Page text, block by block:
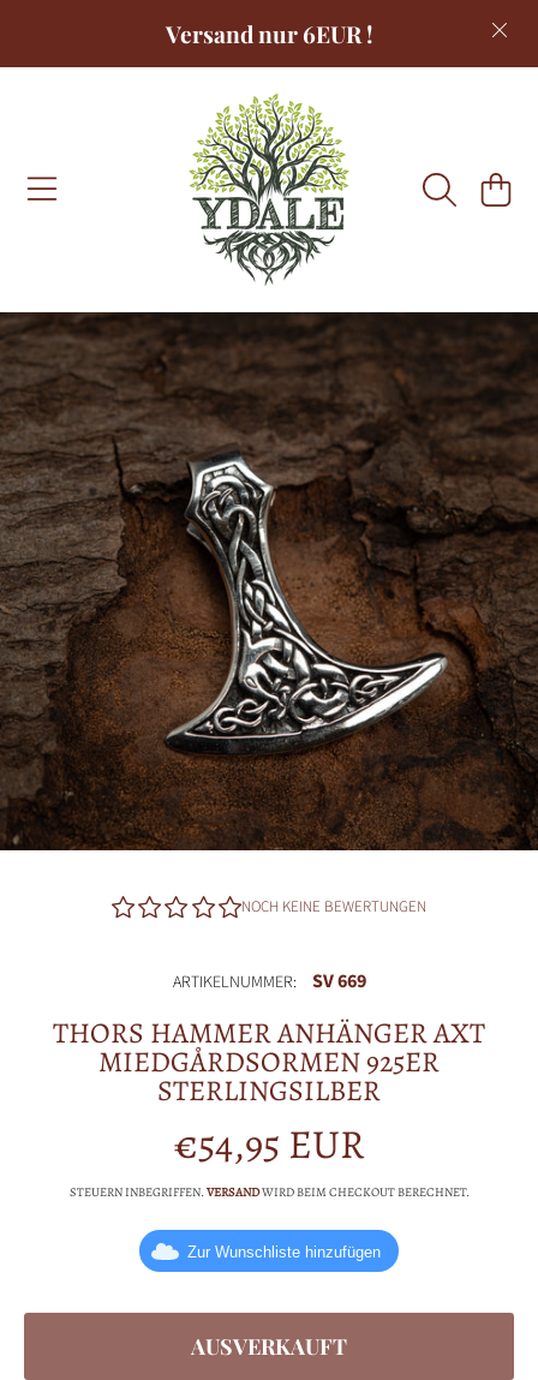
DIREKT ZUM INHALTVersand nur 6EUR !
DIREKT ZU DEN PRODUKTINFORMATIONEN
NOCH KEINE BEWERTUNGEN
ARTIKELNUMMER: SV 669
THORS HAMMER ANHÄNGER AXT
MIEDGÅRDSORMEN 925ER
STERLINGSILBER
Normalpreis
€54,95 EUR
STEUERN INBEGRIFFEN. VERSANDWIRD BEIM CHECKOUT BERECHNET.
Zur Wunschliste hinzufügen
AUSVERKAUFT